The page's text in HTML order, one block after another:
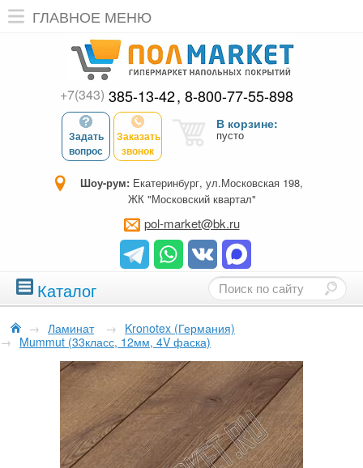
ГЛАВНОЕ МЕНЮ
+7(343) 385-13-42 8-800-77-55-898
Задать
вопрос
Заказать
звонок
В корзине:
пусто
Шоу-рум: Екатеринбург, ул.Московская 198,
ЖК "Московский квартал"
pol-market@bk.ru
Каталог
→ Ламинат → Kronotex (Германия)
→ Mummut (33класс, 12мм, 4V фаска)